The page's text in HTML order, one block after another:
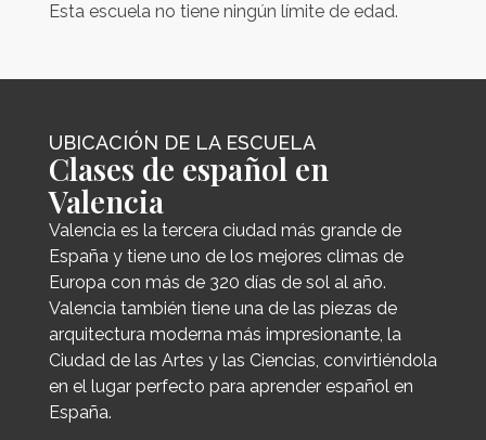
Esta escuela no tiene ningún límite de edad.
UBICACIÓN DE LA ESCUELA
Clases de español en
Valencia
Valencia es la tercera ciudad más grande de
España y tiene uno de los mejores climas de
Europa con más de 320 días de sol al año.
Valencia también tiene una de las piezas de
arquitectura moderna más impresionante, la
Ciudad de las Artes y las Ciencias, convirtiéndola
en el lugar perfecto para aprender español en
España.